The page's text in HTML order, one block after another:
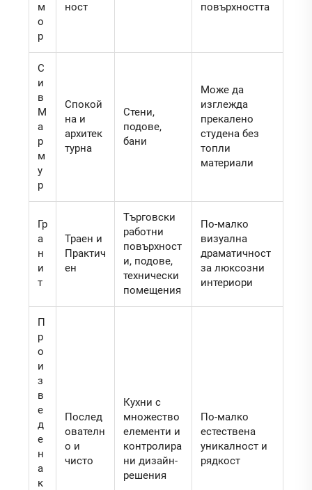
м
о
р
ност
повърхността
С
и
в
М
а
р
м
у
р
Спокой
на и
архитек
турна
Стени,
подове,
бани
Може да
изглежда
прекалено
студена без
топли
материали
Гр
а
н
и
т
Траен и
Практич
ен
Търговски
работни
повърхност
и, подове,
технически
помещения
По-малко
визуална
драматичност
за люксозни
интериори
П
р
о
и
з
в
е
д
е
н
а
к
Послед
ователн
о и
чисто
Кухни с
множество
елементи и
контролира
ни дизайн-
решения
По-малко
естествена
уникалност и
рядкост